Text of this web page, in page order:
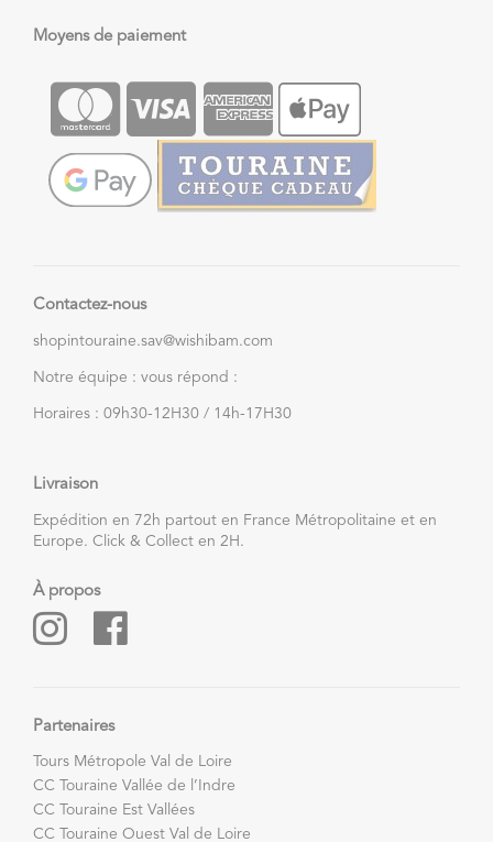
Moyens de paiement
Contactez-nous
shopintouraine.sav@wishibam.com
Notre équipe : vous répond :
Horaires : 09h30-12H30 / 14h-17H30
Livraison
Expédition en 72h partout en France Métropolitaine et en
Europe. Click & Collect en 2H.
À propos
Partenaires
Tours Métropole Val de Loire
CC Touraine Vallée de l’Indre
CC Touraine Est Vallées
CC Touraine Ouest Val de Loire